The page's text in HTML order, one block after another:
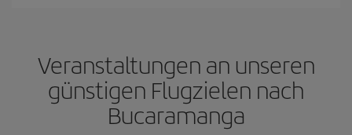
Veranstaltungen an unseren
günstigen Flugzielen nach
Bucaramanga